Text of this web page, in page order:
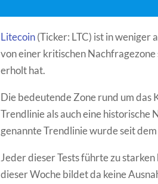
Litecoin(Ticker: LTC) ist in weniger
von einer kritischen
erholt hat.
Die bedeutende Zone rund um das
Trendlinie als auch eine historische
genannte Trendlinie wurde seit
Jeder dieser Tests führte zu
dieser Woche bildet da keine